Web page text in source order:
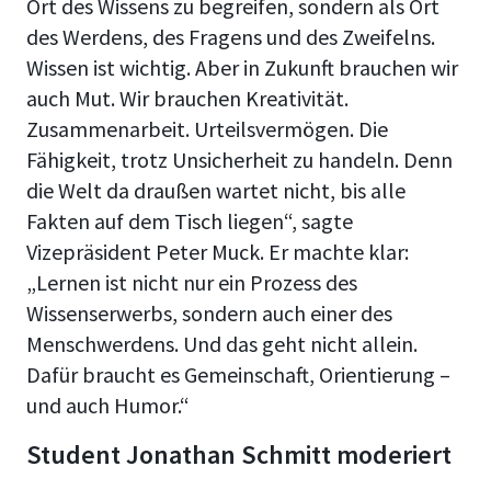
Ort des Wissens zu begreifen, sondern als Ort
des Werdens, des Fragens und des Zweifelns.
Wissen ist wichtig. Aber in Zukunft brauchen wir
auch Mut. Wir brauchen Kreativität.
Zusammenarbeit. Urteilsvermögen. Die
Fähigkeit, trotz Unsicherheit zu handeln. Denn
die Welt da draußen wartet nicht, bis alle
Fakten auf dem Tisch liegen“, sagte
Vizepräsident Peter Muck. Er machte klar:
„Lernen ist nicht nur ein Prozess des
Wissenserwerbs, sondern auch einer des
Menschwerdens. Und das geht nicht allein.
Dafür braucht es Gemeinschaft, Orientierung –
und auch Humor.“
Student Jonathan Schmitt moderiert